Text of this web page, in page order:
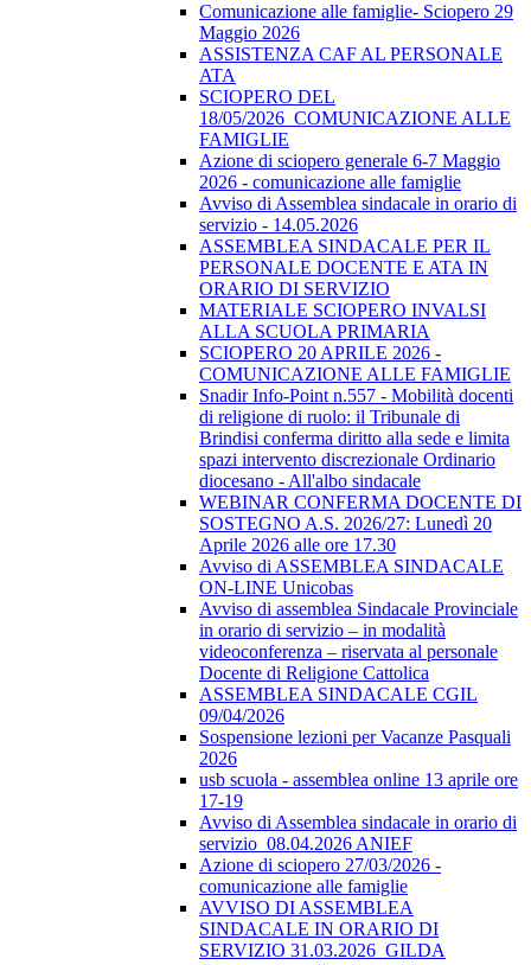
Comunicazione alle famiglie- Sciopero 29
Maggio 2026
ASSISTENZA CAF AL PERSONALE
ATA
SCIOPERO DEL
18/05/2026_COMUNICAZIONE ALLE
FAMIGLIE
Azione di sciopero generale 6-7 Maggio
2026 - comunicazione alle famiglie
Avviso di Assemblea sindacale in orario di
servizio - 14.05.2026
ASSEMBLEA SINDACALE PER IL
PERSONALE DOCENTE E ATA IN
ORARIO DI SERVIZIO
MATERIALE SCIOPERO INVALSI
ALLA SCUOLA PRIMARIA
SCIOPERO 20 APRILE 2026 -
COMUNICAZIONE ALLE FAMIGLIE
Snadir Info-Point n.557 - Mobilità docenti
di religione di ruolo: il Tribunale di
Brindisi conferma diritto alla sede e limita
spazi intervento discrezionale Ordinario
diocesano - All'albo sindacale
WEBINAR CONFERMA DOCENTE DI
SOSTEGNO A.S. 2026/27: Lunedì 20
Aprile 2026 alle ore 17.30
Avviso di ASSEMBLEA SINDACALE
ON-LINE Unicobas
Avviso di assemblea Sindacale Provinciale
in orario di servizio – in modalità
videoconferenza – riservata al personale
Docente di Religione Cattolica
ASSEMBLEA SINDACALE CGIL
09/04/2026
Sospensione lezioni per Vacanze Pasquali
2026
usb scuola - assemblea online 13 aprile ore
17-19
Avviso di Assemblea sindacale in orario di
servizio_08.04.2026 ANIEF
Azione di sciopero 27/03/2026 -
comunicazione alle famiglie
AVVISO DI ASSEMBLEA
SINDACALE IN ORARIO DI
SERVIZIO 31.03.2026_GILDA